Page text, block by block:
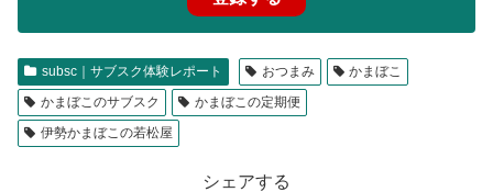
subsc｜サブスク体験レポート おつまみ
かまぼこ
かまぼこのサブスク
かまぼこの定期便
伊勢かまぼこの若松屋
シェアする